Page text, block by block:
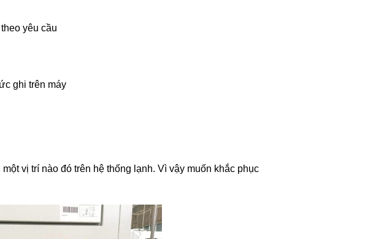
yêu cầu
ghi trên máy
vị trí nào đó trên hệ thống lạnh. Vì vậy muốn khắc phục